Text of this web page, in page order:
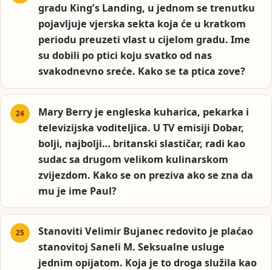
gradu King’s Landing, u jednom se trenutku
pojavljuje vjerska sekta koja će u kratkom
periodu preuzeti vlast u cijelom gradu. Ime
su dobili po ptici koju svatko od nas
svakodnevno sreće. Kako se ta ptica zove?
Mary Berry je engleska kuharica, pekarka i
televizijska voditeljica. U TV emisiji Dobar,
bolji, najbolji… britanski slastičar, radi kao
sudac sa drugom velikom kulinarskom
zvijezdom. Kako se on preziva ako se zna da
mu je ime Paul?
Stanoviti Velimir Bujanec redovito je plaćao
stanovitoj Saneli M. Seksualne usluge
jednim opijatom. Koja je to droga služila kao